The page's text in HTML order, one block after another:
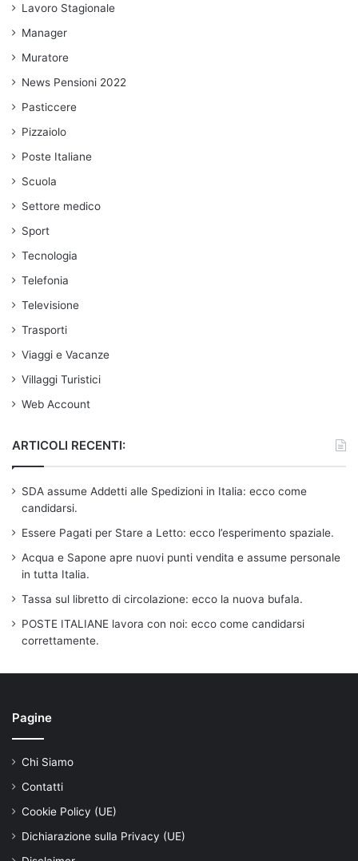
Lavoro Stagionale
Manager
Muratore
News Pensioni 2022
Pasticcere
Pizzaiolo
Poste Italiane
Scuola
Settore medico
Sport
Tecnologia
Telefonia
Televisione
Trasporti
Viaggi e Vacanze
Villaggi Turistici
Web Account
ARTICOLI RECENTI:
SDA assume Addetti alle Spedizioni in Italia: ecco come
candidarsi.
Essere Pagati per Stare a Letto: ecco l’esperimento spaziale.
Acqua e Sapone apre nuovi punti vendita e assume personale
in tutta Italia.
Tassa sul libretto di circolazione: ecco la nuova bufala.
POSTE ITALIANE lavora con noi: ecco come candidarsi
correttamente.
Pagine
Chi Siamo
Contatti
Cookie Policy (UE)
Dichiarazione sulla Privacy (UE)